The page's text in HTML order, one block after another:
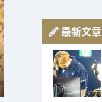
最新文章